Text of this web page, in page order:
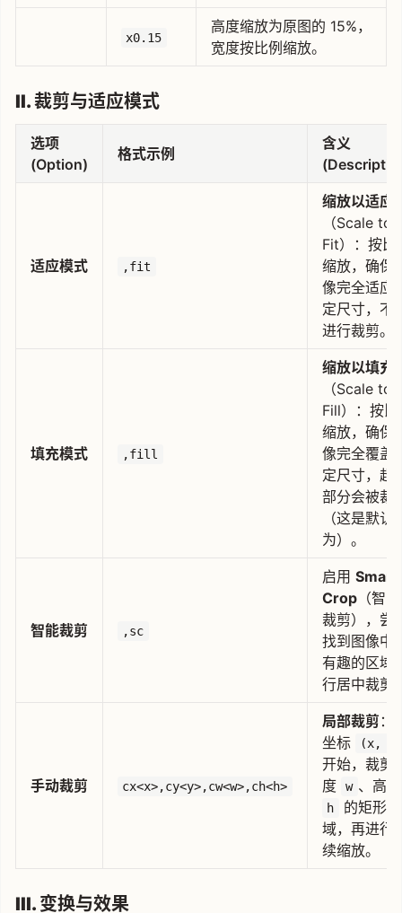
x0.15
高度缩放为原图的 15%，
宽度按比例缩放。
II. 裁剪与适应模式
选项
(Option)
格式示例
含义
适应模式 ,fit
缩放以适应
（Scale to
Fit）：按比
缩放，确保
像完全适应
定尺寸，不
进行裁剪。
填充模式 ,fill
缩放以填充
（Scale to
Fill）：按比
缩放，确保
像完全覆盖
定尺寸，超
部分会被裁
（这是默认
为）。
智能裁剪 ,sc
启用 Smart
Crop （智能
裁剪），尝
找到图像中
有趣的区域
行居中裁剪
手动裁剪 cx<x>,cy<y>,cw<w>,ch<h>
局部裁剪 ：
坐标
(x,
开始，裁剪
度
w 、高度
h
的矩形区
域，再进行
续缩放。
III. 变换与效果